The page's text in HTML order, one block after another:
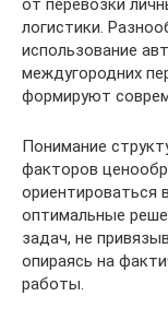
от перевозки
логистики.
использование
междугородних
формируют
Понимание
факторов
ориентироваться
оптимальные
задач, не
опираясь на
работы.